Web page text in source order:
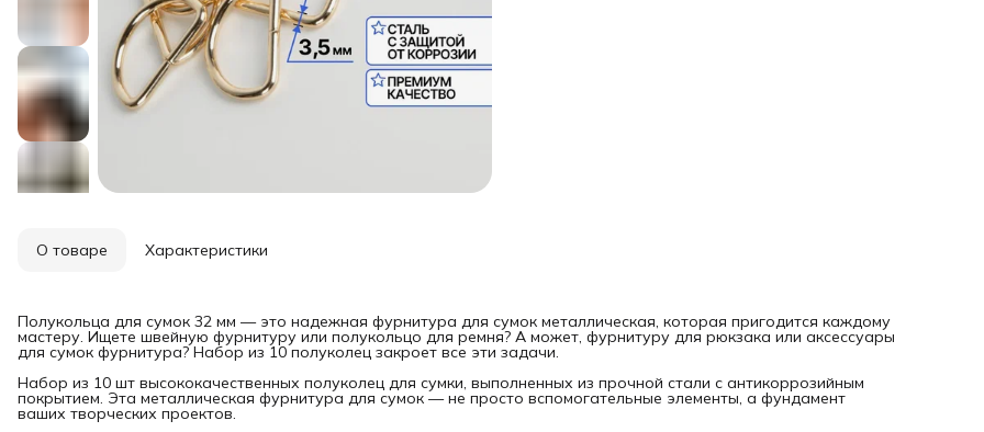
О товаре Характеристики
Полукольца для сумок 32 мм — это надежная фурнитура для сумок металлическая, которая пригодится каждому
мастеру. Ищете швейную фурнитуру или полукольцо для ремня? А может, фурнитуру для рюкзака или аксессуары
для сумок фурнитура? Набор из 10 полуколец закроет все эти задачи.
Набор из 10 шт высококачественных полуколец для сумки, выполненных из прочной стали с антикоррозийным
покрытием. Эта металлическая фурнитура для сумок — не просто вспомогательные элементы, а фундамент
ваших творческих проектов.